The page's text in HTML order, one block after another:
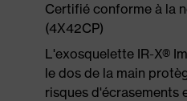
Certifié conforme à la
(4X42CP)
L'exosquelette IR-X®
le dos de la main
risques d'écrasements